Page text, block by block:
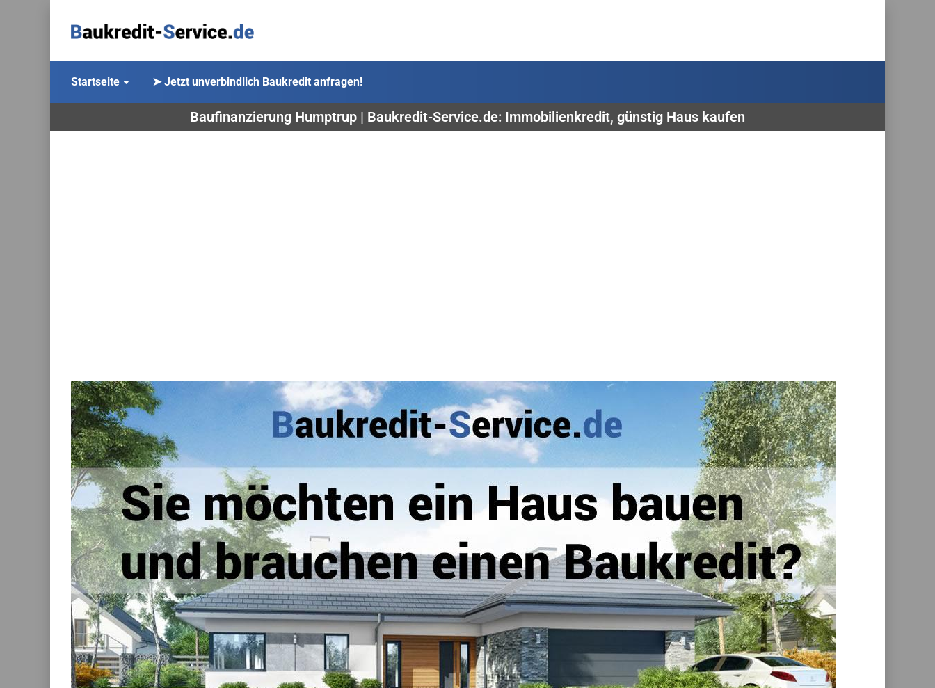
Startseite ➤ Jetzt unverbindlich Baukredit anfragen!
Baufinanzierung Humptrup | Baukredit-Service.de: Immobilienkredit, günstig Haus kaufen